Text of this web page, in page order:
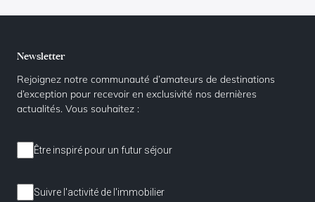
Newsletter
Rejoignez notre communauté d’amateurs de destinations
d’exception pour recevoir en exclusivité nos dernières
actualités. Vous souhaitez :
Être inspiré pour un futur séjour
Suivre l'activité de l'immobilier